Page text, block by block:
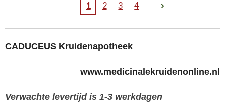
1 2 3 4
CADUCEUS Kruidenapotheek
www.medicinalekruidenonline.nl
Verwachte levertijd is 1-3 werkdagen